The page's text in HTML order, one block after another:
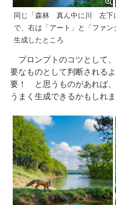
同じ「森林 真ん中に川 左下
で、右は「アート」と「ファ
生成したところ
プロンプトのコツとして
要なものとして判断される
要！ と思うものがあれば、
うまく生成できるかもしれま